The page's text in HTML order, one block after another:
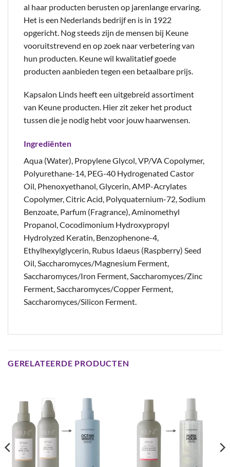
al haar producten berusten op jarenlange ervaring.
Het is een Nederlands bedrijf en is in 1922
opgericht. Nog steeds zijn de mensen bij Keune
vooruitstrevend en op zoek naar verbetering van
hun producten. Keune wil kwalitatief goede
producten aanbieden tegen een betaalbare prijs.
Kapsalon Linds heeft een uitgebreid assortiment
van Keune producten. Hier zit zeker het product
tussen die je nodig hebt voor jouw haarwensen.
Ingrediënten
Aqua (Water), Propylene Glycol, VP/VA Copolymer,
Polyurethane-14, PEG-40 Hydrogenated Castor
Oil, Phenoxyethanol, Glycerin, AMP-Acrylates
Copolymer, Citric Acid, Polyquaternium-72, Sodium
Benzoate, Parfum (Fragrance), Aminomethyl
Propanol, Cocodimonium Hydroxypropyl
Hydrolyzed Keratin, Benzophenone-4,
Ethylhexylglycerin, Rubus Idaeus (Raspberry) Seed
Oil, Saccharomyces/Magnesium Ferment,
Saccharomyces/Iron Ferment, Saccharomyces/Zinc
Ferment, Saccharomyces/Copper Ferment,
Saccharomyces/Silicon Ferment.
GERELATEERDE PRODUCTEN